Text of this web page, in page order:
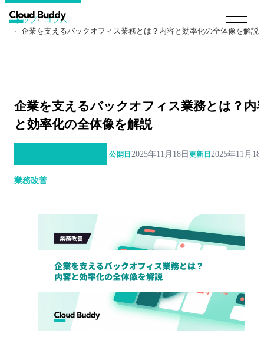
トップ
コラム
企業を支えるバックオフィス業務とは？内容と効率化の全体像を解説
企業を支えるバックオフィス業務とは？内
と効率化の全体像を解説
公開日 2025年11月18日 更新日 2025年11月18
業務改善